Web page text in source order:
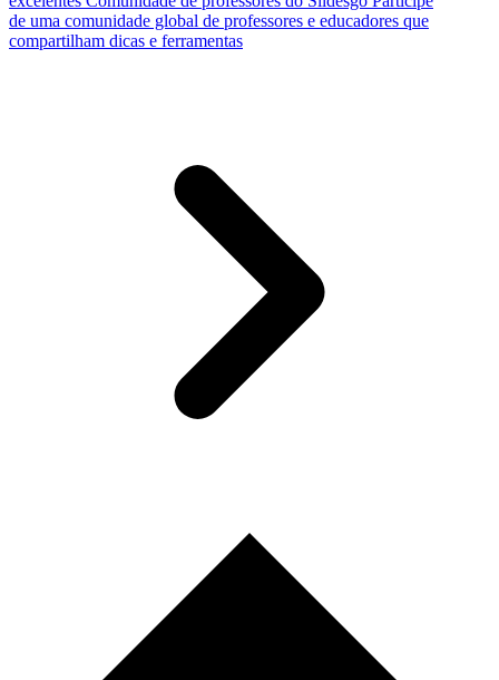
de uma comunidade global de professores e educadores que
compartilham dicas e ferramentas